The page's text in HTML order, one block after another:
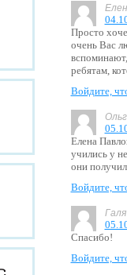
Просто
очень Вас
ребятам,
Войдите,
Елена
учились у
они
Войдите,
Галя
Спасибо!
Войдите,